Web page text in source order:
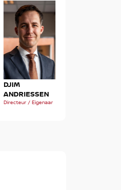
DJIM
ANDRIESSEN
Directeur / Eigenaar